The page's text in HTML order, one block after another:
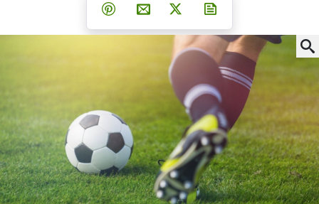
Teilen auf Facebook
Teilen auf Whatsapp
Teilen auf Telegram
Teilen auf Pinterest
Per E-Mail teilen
Post auf X